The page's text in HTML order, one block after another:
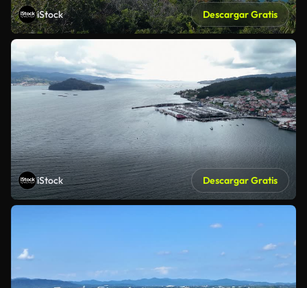
iStock Descargar Gratis
iStock Descargar Gratis